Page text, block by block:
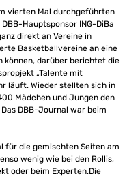
vierten Mal durchgeführten
Hauptsponsor ING-DiBa
direkt an Vereine in
Basketballvereine an eine
können, darüber berichtet die
„Talente mit
läuft. Wieder stellten sich in
Mädchen und Jungen den
DBB-Journal war beim
für die gemischten Seiten am
wenig wie bei den Rollis,
oder beim Experten.Die